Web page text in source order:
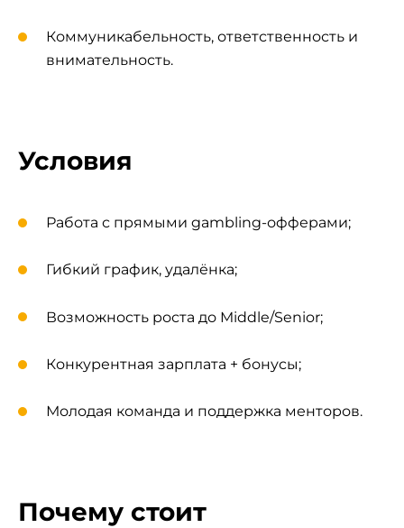
Коммуникабельность, ответственность и
внимательность.
Условия
Работа с прямыми gambling-офферами;
Гибкий график, удалёнка;
Возможность роста до Middle/Senior;
Конкурентная зарплата + бонусы;
Молодая команда и поддержка менторов.
Почему стоит